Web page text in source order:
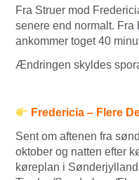
Fra Struer mod
senere end normalt. Fra
ankommer toget 40
Ændringen skyldes
Fredericia – Flere
Sent om aftenen fra
oktober og natten efter
køreplan i